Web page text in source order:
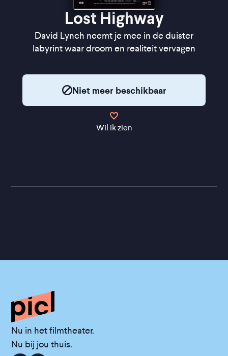
Lost Highway
David Lynch neemt je mee in de duister
labyrint waar droom en realiteit vervagen
Niet meer beschikbaar
Wil ik zien
Nu in het filmtheater.
Nu bij jou thuis.